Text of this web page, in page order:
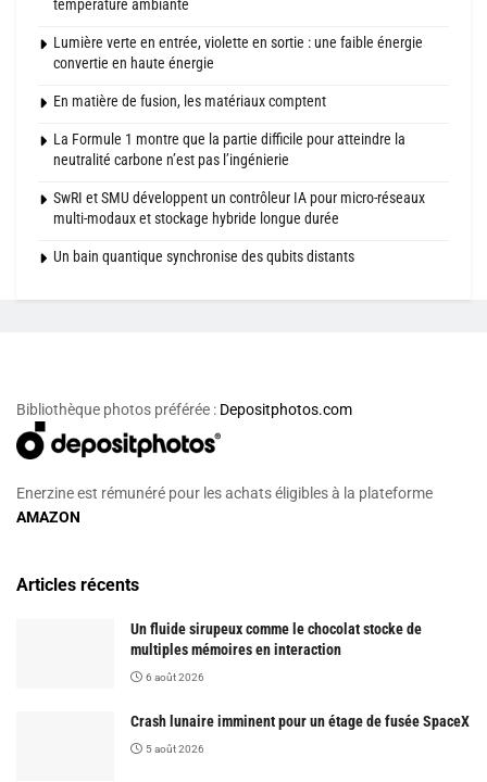
température ambiante
Lumière verte en entrée, violette en sortie : une faible énergie
convertie en haute énergie
En matière de fusion, les matériaux comptent
La Formule 1 montre que la partie difficile pour atteindre la
neutralité carbone n’est pas l’ingénierie
SwRI et SMU développent un contrôleur IA pour micro-réseaux
multi-modaux et stockage hybride longue durée
Un bain quantique synchronise des qubits distants
Bibliothèque photos préférée : Depositphotos.com
Enerzine est rémunéré pour les achats éligibles à la plateforme
AMAZON
Articles récents
Un fluide sirupeux comme le chocolat stocke de
multiples mémoires en interaction
6 août 2026
Crash lunaire imminent pour un étage de fusée SpaceX
5 août 2026